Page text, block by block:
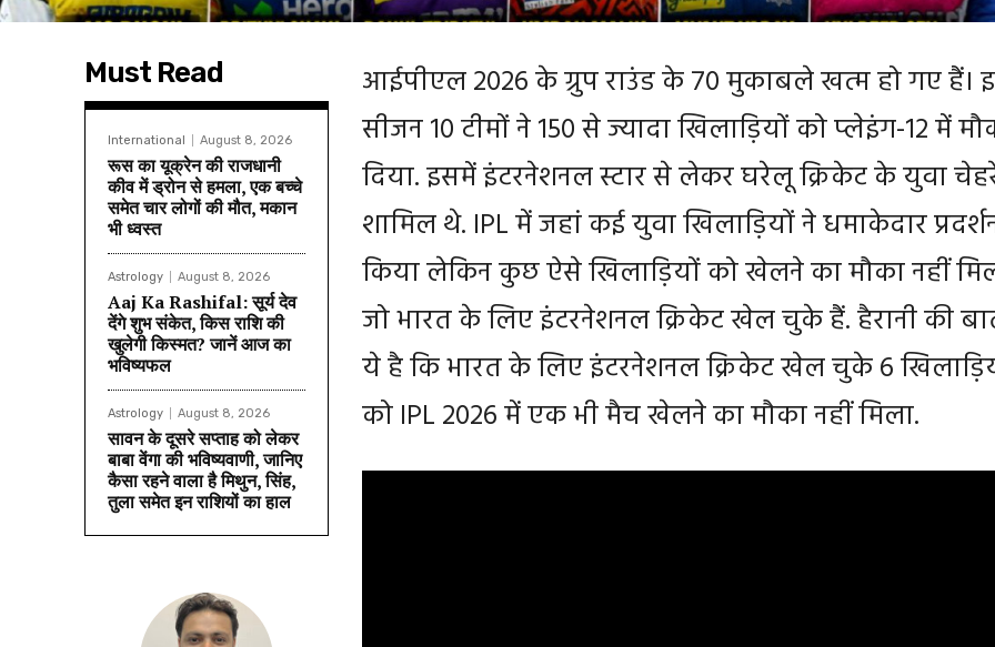
Must Read
International August 8, 2026
रूस का यूक्रेन की राजधानी
कीव में ड्रोन से हमला, एक बच्चे
समेत चार लोगों की मौत, मकान
भी ध्वस्त
Astrology August 8, 2026
Aaj Ka Rashifal: सूर्य देव
देंगे शुभ संकेत, किस राशि की
खुलेगी किस्मत? जानें आज का
भविष्यफल
Astrology August 8, 2026
सावन के दूसरे सप्ताह को लेकर
बाबा वेंगा की भविष्यवाणी, जानिए
कैसा रहने वाला है मिथुन, सिंह,
तुला समेत इन राशियों का हाल
आईपीएल 2026 के ग्रुप राउंड के 70 मुकाबले खत्म हो गए हैं।
सीजन 10 टीमों ने 150 से ज्यादा खिलाड़ियों को प्लेइंग-12 में
दिया. इसमें इंटरनेशनल स्टार से लेकर घरेलू क्रिकेट के युवा
शामिल थे. IPL में जहां कई युवा खिलाड़ियों ने धमाकेदार
किया लेकिन कुछ ऐसे खिलाड़ियों को खेलने का मौका नहीं
जो भारत के लिए इंटरनेशनल क्रिकेट खेल चुके हैं. हैरानी की
ये है कि भारत के लिए इंटरनेशनल क्रिकेट खेल चुके 6
को IPL 2026 में एक भी मैच खेलने का मौका नहीं मिला.